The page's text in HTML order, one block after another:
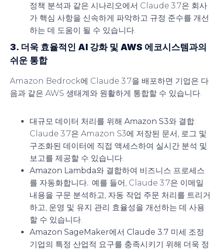
정책 분석과 같은 시나리오에서 Claude 3.7은 회사
가 핵심 사항을 신속하게 파악하고 규정 준수를 개선
하는 데 도움이 될 수 있습니다.
3. 더욱 효율적인 AI 강화 및 AWS 에코시스템과의
쉬운 통합
Amazon Bedrock에 Claude 3.7을 배포하면 기업은 다
음과 같은 AWS 생태계와 원활하게 통합할 수 있습니다.
대규모 데이터 처리를 위해 Amazon S3와 결합:
Claude 3.7은 Amazon S3에 저장된 문서, 로그 및
구조화된 데이터에 직접 액세스하여 실시간 분석 및
보고를 제공할 수 있습니다.
Amazon Lambda와 결합하여 비즈니스 프로세스
를 자동화합니다.: 예를 들어, Claude 3.7은 이메일
내용을 구문 분석하고, 자동 작업 주문 처리를 트리거
하고, 운영 및 유지 관리 효율성을 개선하는 데 사용
할 수 있습니다.
Amazon SageMaker에서 Claude 3.7 미세 조정
기업의 특정 산업적 요구를 충족시키기 위해 더욱 정